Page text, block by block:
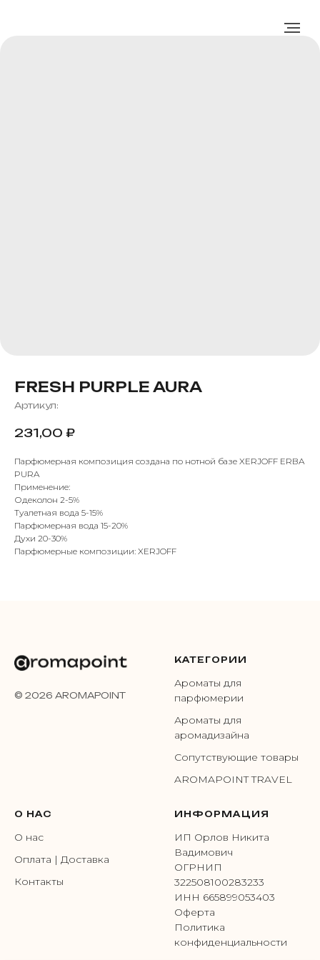
FRESH PURPLE AURA
Артикул:
231,00 ₽
Парфюмерная композиция создана по нотной базе XERJOFF ERBA
PURA
Применение:
Одеколон 2-5%
Туалетная вода 5-15%
Парфюмерная вода 15-20%
Духи 20-30%
Парфюмерные композиции: XERJOFF
© 2026 AROMAPOINT
КАТЕГОРИИ
Ароматы для
парфюмерии
Ароматы для
аромадизайна
Сопутствующие товары
AROMAPOINT TRAVEL
О НАС
О нас
Оплата | Доставка
Контакты
ИНФОРМАЦИЯ
ИП Орлов Никита
Вадимович
ОГРНИП
322508100283233
ИНН 665899053403
Оферта
Политика
конфиденциальности